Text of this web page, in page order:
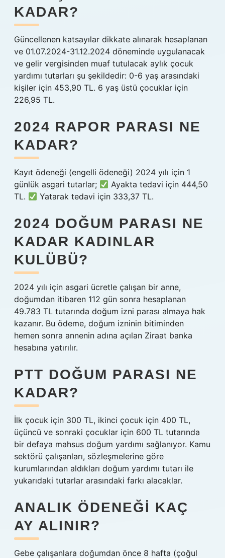
KADAR?
Güncellenen katsayılar dikkate alınarak hesaplanan
ve 01.07.2024-31.12.2024 döneminde uygulanacak
ve gelir vergisinden muaf tutulacak aylık çocuk
yardımı tutarları şu şekildedir: 0-6 yaş arasındaki
kişiler için 453,90 TL. 6 yaş üstü çocuklar için
226,95 TL.
2024 RAPOR PARASI NE
KADAR?
Kayıt ödeneği (engelli ödeneği) 2024 yılı için 1
günlük asgari tutarlar;
Ayakta tedavi için 444,50
TL.
Yatarak tedavi için 333,37 TL.
2024 DOĞUM PARASI NE
KADAR KADINLAR
KULÜBÜ?
2024 yılı için asgari ücretle çalışan bir anne,
doğumdan itibaren 112 gün sonra hesaplanan
49.783 TL tutarında doğum izni parası almaya hak
kazanır. Bu ödeme, doğum izninin bitiminden
hemen sonra annenin adına açılan Ziraat banka
hesabına yatırılır.
PTT DOĞUM PARASI NE
KADAR?
İlk çocuk için 300 TL, ikinci çocuk için 400 TL,
üçüncü ve sonraki çocuklar için 600 TL tutarında
bir defaya mahsus doğum yardımı sağlanıyor. Kamu
sektörü çalışanları, sözleşmelerine göre
kurumlarından aldıkları doğum yardımı tutarı ile
yukarıdaki tutarlar arasındaki farkı alacaklar.
ANALIK ÖDENEĞI KAÇ
AY ALINIR?
Gebe çalışanlara doğumdan önce 8 hafta (çoğul